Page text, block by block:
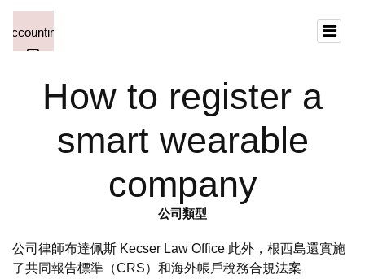
How to register a
smart wearable
company
公司類型
公司律師布達佩斯 Kecser Law Office 此外，根西島還實施
了共同報告標準（CRS）和海外帳戶稅務合規法案